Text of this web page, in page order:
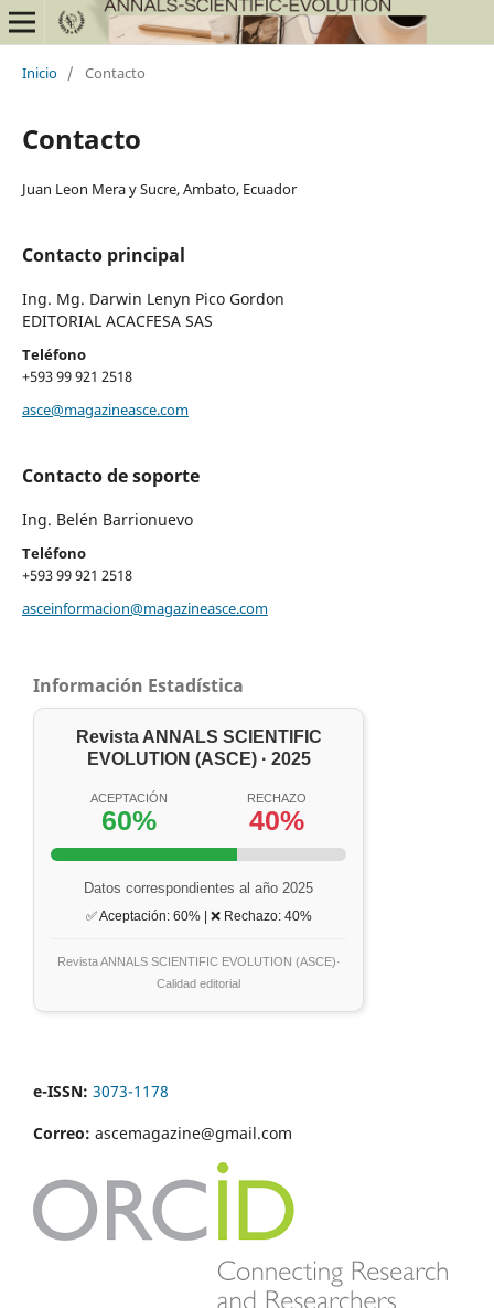
Inicio / Contacto
Contacto
Juan Leon Mera y Sucre, Ambato, Ecuador
Contacto principal
Ing. Mg. Darwin Lenyn Pico Gordon
EDITORIAL ACACFESA SAS
Teléfono
+593 99 921 2518
asce@magazineasce.com
Contacto de soporte
Ing. Belén Barrionuevo
Teléfono
+593 99 921 2518
asceinformacion@magazineasce.com
Información Estadística
Revista ANNALS SCIENTIFIC
EVOLUTION (ASCE) · 2025
ACEPTACIÓN
60%
RECHAZO
40%
Datos correspondientes al año 2025
✅ Aceptación: 60% | ❌ Rechazo: 40%
Revista ANNALS SCIENTIFIC EVOLUTION (ASCE)·
Calidad editorial
e-ISSN: 3073-1178
Correo: ascemagazine@gmail.com